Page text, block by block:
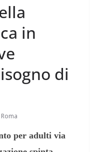
in
di
per adulti via